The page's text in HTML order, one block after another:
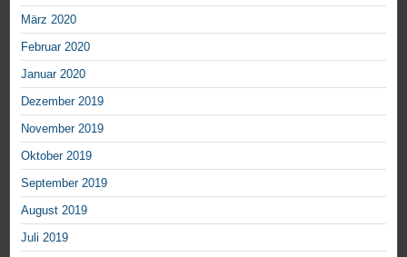
März 2020
Februar 2020
Januar 2020
Dezember 2019
November 2019
Oktober 2019
September 2019
August 2019
Juli 2019